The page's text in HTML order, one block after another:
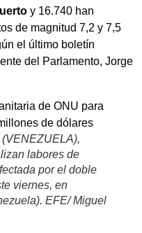
y 16.740 han
de magnitud 7,2 y 7,5
el último boletín
del Parlamento, Jorge
labores de
por el doble
viernes, en
EFE/ Miguel